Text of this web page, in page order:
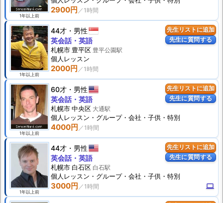
1年以上前
2900円
先生リストに追加
先生に質問する
1年以上前
44才 男性
2000円
英会話・英語
札幌市 豊平区 豊平公園駅
個人 レッスン
先生リストに追加
先生に質問する
1年以上前
60才 男性
4000円
英会話・英語
札幌市 中央区 大通駅
個人 レッスン ・グループ・会社・子供・特別
先生リストに追加
先生に質問する
1年以上前
44才 男性
3000円 computer
英会話・英語
札幌市 白石区 白石駅
個人 レッスン ・グループ・会社・子供・特別